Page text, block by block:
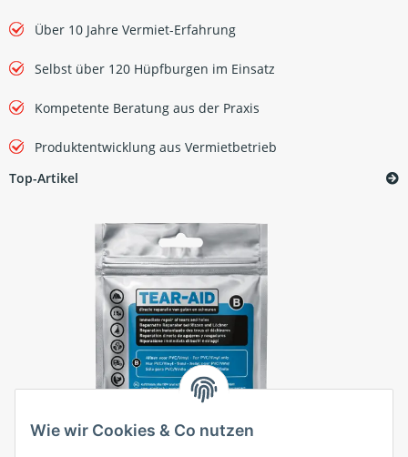
Wie wir Cookies & Co nutzen
Über 10 Jahre Vermiet-Erfahrung
Selbst über 120 Hüpfburgen im Einsatz
Kompetente Beratung aus der Praxis
Produktentwicklung aus Vermietbetrieb
Top-Artikel